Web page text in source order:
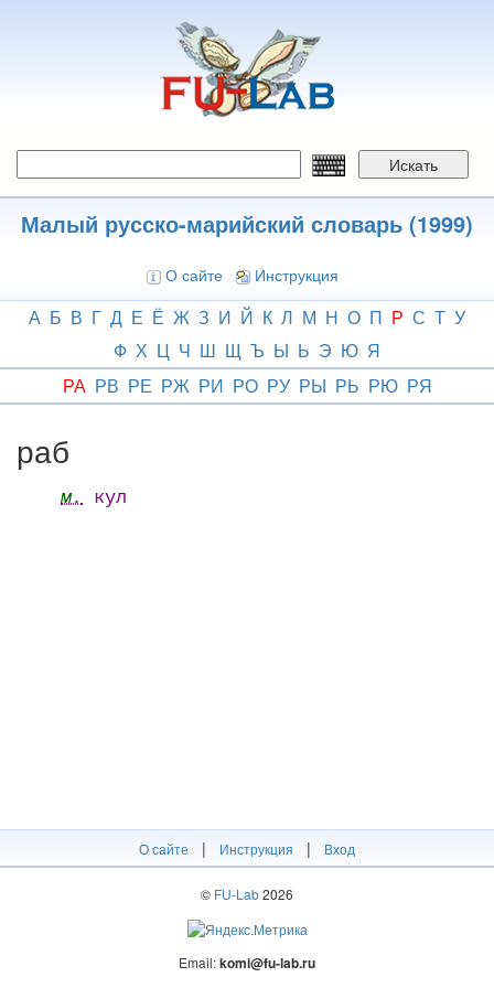
Искать
Малый русско-марийский словарь (1999)
О сайте Инструкция
А Б В Г Д Е Ё Ж З И Й К Л М Н О П Р С Т У
Ф Х Ц Ч Ш Щ Ъ Ы Ь Э Ю Я
РА РВ РЕ РЖ РИ РО РУ РЫ РЬ РЮ РЯ
раб
м. кул
О сайте | Инструкция | Вход
© FU-Lab2026
Email:komi@fu-lab.ru